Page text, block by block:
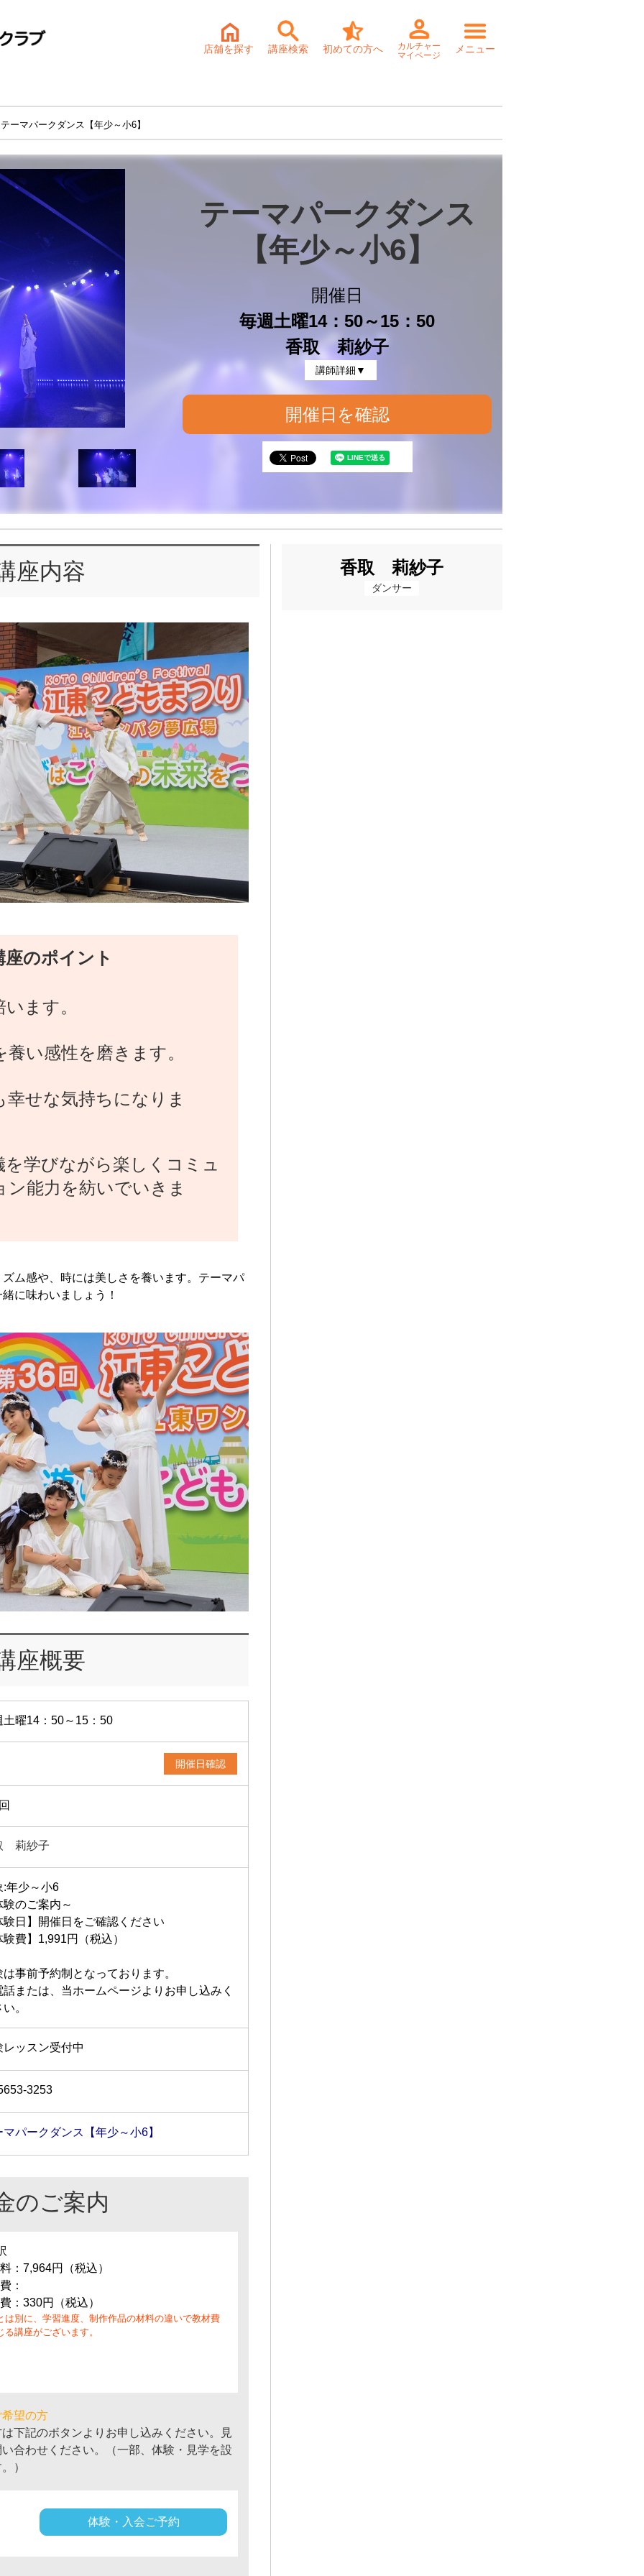
店舗を探す 講座検索 初めての方へ
カルチャー
マイページ
メニュー
ーマパークダンス【年少～小6】
テーマパークダンス
【年少～小6】
開催日
毎週土曜14：50～15：50
香取 莉紗子
講師詳細▼
開催日を確認
座内容
のポイント
ます。
い感性を磨きます。
幸せな気持ちになりま
を学びながら楽しくコミュ
ン能力を紡いでいきま
ム感や、時には美しさを養います。テーマパ
に味わいましょう！
座概要
土曜14：50～15：50
開催日確認
莉紗子
:年少～小6
験のご案内～
験日】開催日をご確認ください
験費】1,991円（税込）
は事前予約制となっております。
話または、当ホームページよりお申し込みく
。
レッスン受付中
3253
マパークダンス【年少～小6】
のご案内
：7,964円（税込）
：
：330円（税込）
は別に、学習進度、制作作品の材料の違いで教材費
る講座がございます。
望の方
下記のボタンよりお申し込みください。見
合わせください。（一部、体験・見学を設
）
体験・入会ご予約
香取 莉紗子
ダンサー